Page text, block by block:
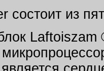
состоит из
Laftoiszam